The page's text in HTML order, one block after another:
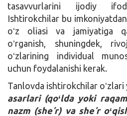
tasavvurlarini ijodiy
Ishtirokchilar bu
oʻz oliasi va jamiyatiga
oʻrganish, shuningdek,
oʻzlarining individual
uchun foydalanishi kerak.
Tanlovda ishtirokchilar oʻzlari
asarlari (qoʻlda yoki
nazm (sheʼr) va sheʼr